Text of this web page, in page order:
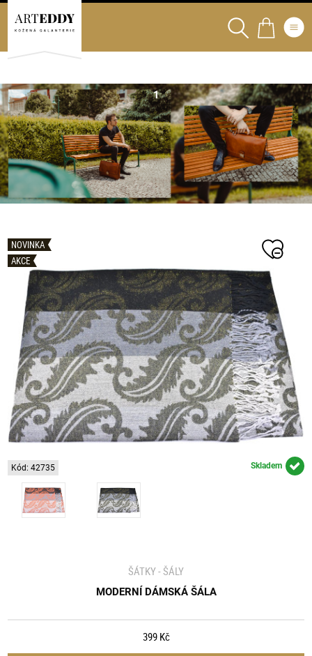
NOVINKA
AKCE
Kód: 42735 Skladem
ŠÁTKY - ŠÁLY
MODERNÍ DÁMSKÁ ŠÁLA
399 Kč